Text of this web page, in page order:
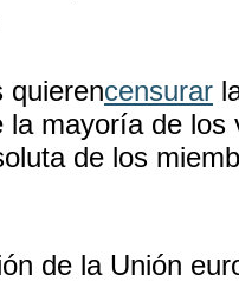
quierencensurar
la mayoría de los
de los
de la Unión